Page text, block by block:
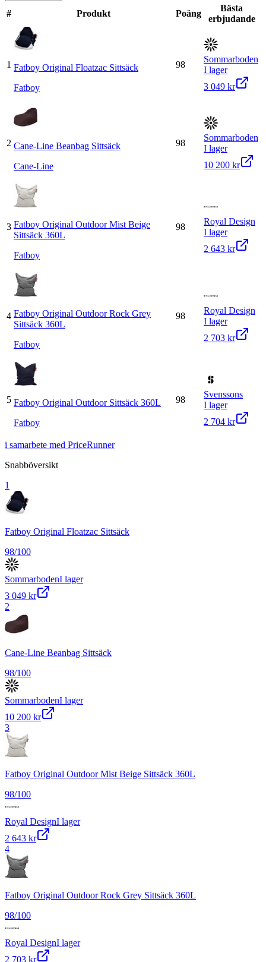
# Produkt Poäng
Bästa
erbjudande
1 Fatboy Original Floatzac Sittsäck
Fatboy
98
Sommarboden
I lager
3 049 kr
2 Cane-Line Beanbag Sittsäck
Cane-Line
98
Sommarboden
I lager
10 200 kr
3 Fatboy Original Outdoor Mist Beige
Sittsäck 360L
Fatboy
98
Royal Design
I lager
2 643 kr
4 Fatboy Original Outdoor Rock Grey
Sittsäck 360L
Fatboy
98
Royal Design
I lager
2 703 kr
5 Fatboy Original Outdoor Sittsäck 360L
Fatboy
98
Svenssons
I lager
2 704 kr
i samarbete med PriceRunner
Snabböversikt
1
Fatboy Original Floatzac Sittsäck
98/100
SommarbodenI lager
3 049 kr
2
Cane-Line Beanbag Sittsäck
98/100
SommarbodenI lager
10 200 kr
3
Fatboy Original Outdoor Mist Beige Sittsäck 360L
98/100
Royal DesignI lager
2 643 kr
4
Fatboy Original Outdoor Rock Grey Sittsäck 360L
98/100
Royal DesignI lager
2 703 kr